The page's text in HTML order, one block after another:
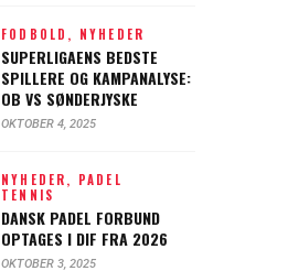
FODBOLD, NYHEDER
SUPERLIGAENS BEDSTE
SPILLERE OG KAMPANALYSE:
OB VS SØNDERJYSKE
OKTOBER 4, 2025
NYHEDER, PADEL
TENNIS
DANSK PADEL FORBUND
OPTAGES I DIF FRA 2026
OKTOBER 3, 2025